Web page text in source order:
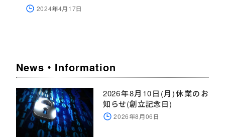
2024年4月17日
News・Information
2026年8月10日(月)休業のお
知らせ(創立記念日)
2026年8月06日